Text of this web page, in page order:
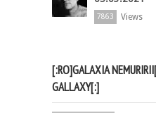
7863 Views
[:RO]GALAXIA
GALLAXY[:]